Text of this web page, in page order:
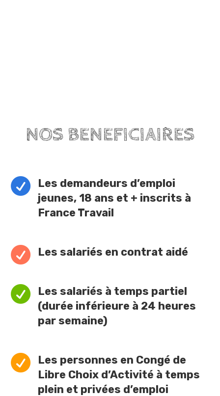
NOS BENEFICIAIRES

Les demandeurs d’emploi
jeunes, 18 ans et + inscrits à
France Travail
 Les salariés en contrat aidé

Les salariés à temps partiel
(durée inférieure à 24 heures
par semaine)

Les personnes en Congé de
Libre Choix d’Activité à temps
plein et privées d’emploi